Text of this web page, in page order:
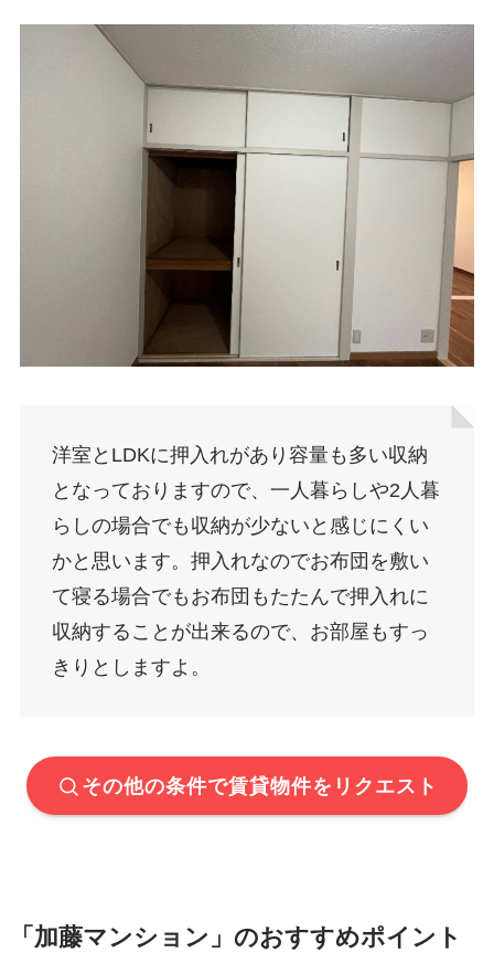
洋室とLDKに押入れがあり容量も多い収納
となっておりますので、一人暮らしや2人暮
らしの場合でも収納が少ないと感じにくい
かと思います。押入れなのでお布団を敷い
て寝る場合でもお布団もたたんで押入れに
収納することが出来るので、お部屋もすっ
きりとしますよ。
その他の条件で賃貸物件をリクエスト
「加藤マンション」のおすすめポイント